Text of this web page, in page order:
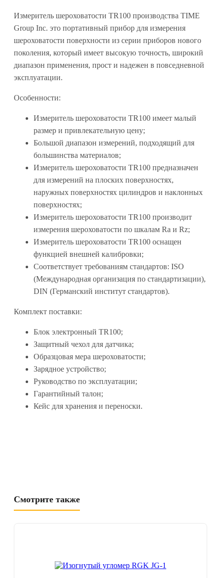
Измеритель шероховатости TR100 производства TIME
Group Inc. это портативный прибор для измерения
шероховатости поверхности из серии приборов нового
поколения, который имеет высокую точность, широкий
диапазон применения, прост и надежен в повседневной
эксплуатации.
Особенности:
Измеритель шероховатости TR100 имеет малый
размер и привлекательную цену;
Большой диапазон измерений, подходящий для
большинства материалов;
Измеритель шероховатости TR100 предназначен
для измерений на плоских поверхностях,
наружных поверхностях цилиндров и наклонных
поверхностях;
Измеритель шероховатости TR100 производит
измерения шероховатости по шкалам Ra и Rz;
Измеритель шероховатости TR100 оснащен
функцией внешней калибровки;
Соответствует требованиям стандартов: ISO
(Международная организация по стандартизации),
DIN (Германский институт стандартов).
Комплект поставки:
Блок электронный TR100;
Защитный чехол для датчика;
Образцовая мера шероховатости;
Зарядное устройство;
Руководство по эксплуатации;
Гарантийный талон;
Кейс для хранения и переноски.
Смотрите также